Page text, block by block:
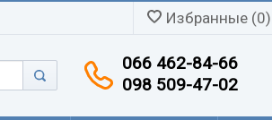
Избранные (0)
066 462-84-66
098 509-47-02